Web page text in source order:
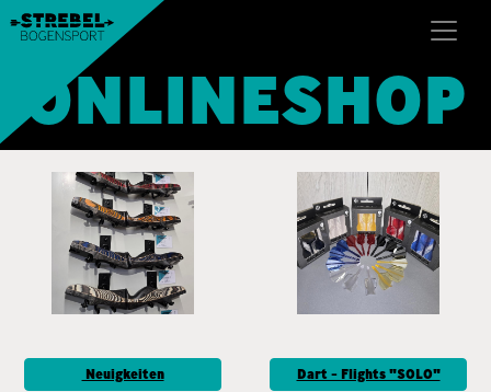
ONLINESHOP
Neuigkeiten Dart - Flights "SOLO"